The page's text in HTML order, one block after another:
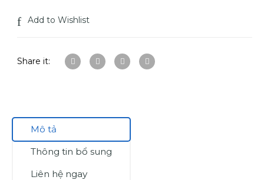
Add to Wishlist
Share it:
Mô tả
Thông tin bổ sung
Liên hệ ngay